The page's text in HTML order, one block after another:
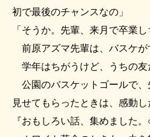
初で最後のチャンスなの」
「そうか。先輩、来月で卒業
前原アズマ先輩は、バスケが
学年はちがうけど、うちの友
公園のバスケットゴールで、
見せてもらったときは、感動し
『おもしろい話、集めました